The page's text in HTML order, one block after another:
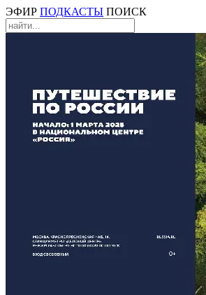
ЭФИР ПОДКАСТЫ ПОИСК